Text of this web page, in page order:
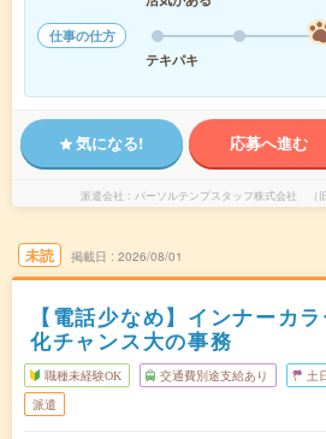
仕事の仕方
テキパキ
気になる! 応募へ進む
派遣会社 パーソルテンプスタッフ株式会社 （
未読 掲載日 2026/08/01
【電話少なめ】インナーカ
化チャンス大の事務
職種未経験OK 交通費別途支給あり 土
派遣